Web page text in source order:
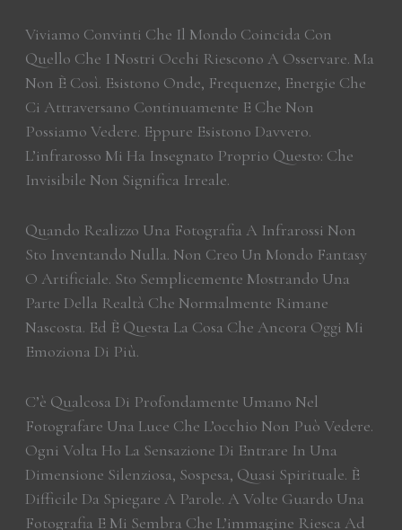
Viviamo Convinti Che Il Mondo Coincida Con
Quello Che I Nostri Occhi Riescono A Osservare. Ma
Non È Così. Esistono Onde, Frequenze, Energie Che
Ci Attraversano Continuamente E Che Non
Possiamo Vedere. Eppure Esistono Davvero.
L’infrarosso Mi Ha Insegnato Proprio Questo: Che
Invisibile Non Significa Irreale.
Quando Realizzo Una Fotografia A Infrarossi Non
Sto Inventando Nulla. Non Creo Un Mondo Fantasy
O Artificiale. Sto Semplicemente Mostrando Una
Parte Della Realtà Che Normalmente Rimane
Nascosta. Ed È Questa La Cosa Che Ancora Oggi Mi
Emoziona Di Più.
C’è Qualcosa Di Profondamente Umano Nel
Fotografare Una Luce Che L’occhio Non Può Vedere.
Ogni Volta Ho La Sensazione Di Entrare In Una
Dimensione Silenziosa, Sospesa, Quasi Spirituale. È
Difficile Da Spiegare A Parole. A Volte Guardo Una
Fotografia E Mi Sembra Che L’immagine Riesca Ad